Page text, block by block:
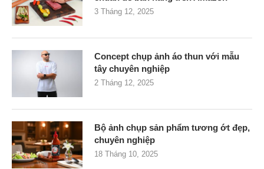
3 Tháng 12, 2025
Concept chụp ảnh áo thun với mẫu
tây chuyên nghiệp
2 Tháng 12, 2025
Bộ ảnh chụp sản phẩm tương ớt đẹp,
chuyên nghiệp
18 Tháng 10, 2025